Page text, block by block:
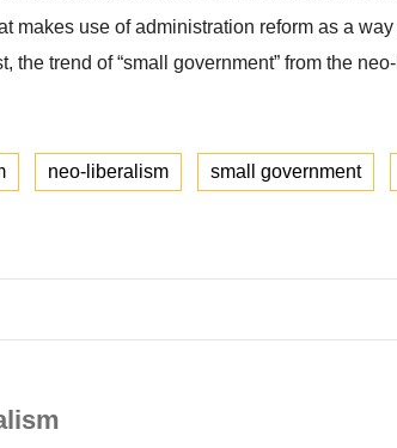
use of administration reform as a
trend of “small government” from the
neo-liberalism small government